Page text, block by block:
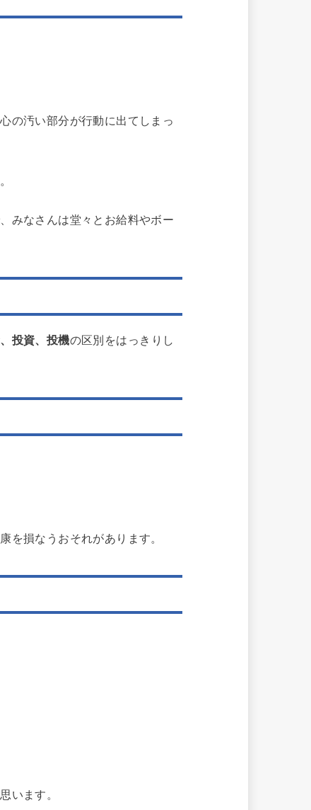
の汚い部分が行動に出てしまっ
みなさんは堂々とお給料やボー
投資、投機の区別をはっきりし
を損なうおそれがあります。
います。